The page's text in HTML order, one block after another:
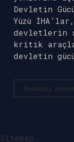
Devletin
Yüzü
devletlerin
kritik
devletin
Devamını
Sitemap